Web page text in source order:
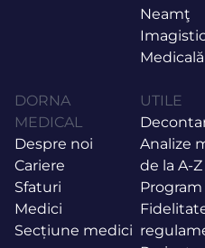
Neamţ
DORNA
MEDICAL
Despre noi
Cariere
Sfaturi
Medici
Secțiune medici
UTILE
Analize
de la A-Z
Program